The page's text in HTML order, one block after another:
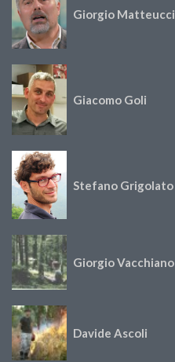
Giorgio Matteucci
Giacomo Goli
Stefano Grigolato
Giorgio Vacchiano
Davide Ascoli